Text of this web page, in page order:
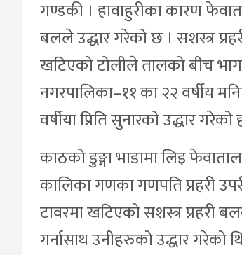
गण्डकी । हावाहुरीका कारण
बलले उद्धार गरेको छ । सशस्त्र
खटिएको टोलीले तालको बीच
नगरपालिका–११ का २२ वर्षीय
वर्षीया प्रिति सुनारको उद्धार गरेको
काठको डुङ्गा भाडामा लिइ
कालिका गणका गणपति प्रहरी
टावरमा खटिएको सशस्त्र प्रहरी
गर्नासाथ उनीहरुको उद्धार गरेको